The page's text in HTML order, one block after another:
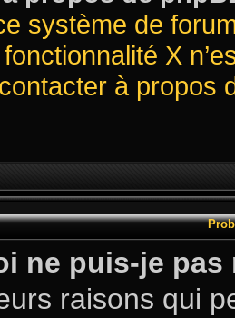
système de
X
à propos
ne puis-je pas
raisons qui